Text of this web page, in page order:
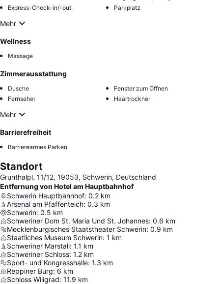
Express-Check-in/-out
Parkplatz
Mehr
Wellness
Massage
Zimmerausstattung
Dusche
Fenster zum Öffnen
Fernseher
Haartrockner
Mehr
Barrierefreiheit
Barrierearmes Parken
Standort
Grunthalpl. 11/12, 19053, Schwerin, Deutschland
Entfernung von Hotel am Hauptbahnhof
Schwerin Hauptbahnhof: 0.2 km
Arsenal am Pfaffenteich: 0.3 km
Schwerin: 0.5 km
Schweriner Dom St. Maria Und St. Johannes: 0.6 km
Mecklenburgisches Staatstheater Schwerin: 0.9 km
Staatliches Museum Schwerin: 1 km
Schweriner Marstall: 1.1 km
Schweriner Schloss: 1.2 km
Sport- und Kongresshalle: 1.3 km
Reppiner Burg: 6 km
Schloss Wiligrad: 11.9 km